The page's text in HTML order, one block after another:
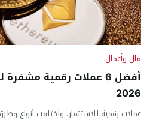
مال وأعمال
2026
عملات رقمية للاستثمار، واختلفت أنواع